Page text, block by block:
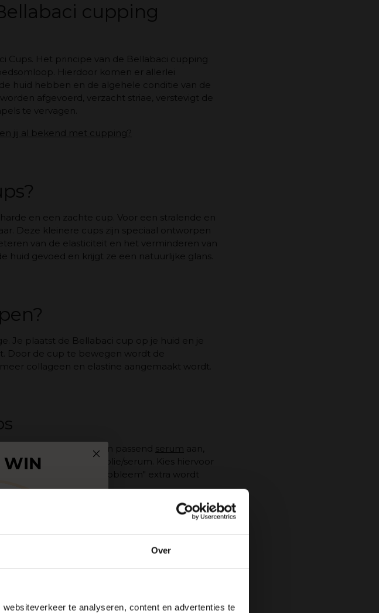
Over
te analyseren, content en advertenties te
cupping
Cups. Het principe van de Bellabaci cupping
Hierdoor komen er allerlei
huid hebben en de algehele conditie van de
afgevoerd, verzacht striae, verstevigt de
te vervagen.
jij al bekend met cupping?
en een zachte cup. Voor een stralende en
Deze kleinere cups zijn speciaal ontworpen
van de elasticiteit en het verminderen van
huid gevoed en krijgt ze een natuurlijke glans.
Je plaatst de Bellabaci cup op je huid en je
Door de cup te bewegen wordt de
collageen en elastine aangemaakt wordt.
breng je een passend serum aan,
of lichaamsolie/serum. Kies hiervoor
het aan te pakken "probleem" extra wordt
daarmee zuigt de cup al vacuüm. Je moet
laten. Werk altijd van binnen naar buiten over
te langzaam worden uitgevoerd. Op deze
die je wilt stimuleren.
maar ook deBellabaci Bambino Cups.
beginnende rimpels en kraaienpootjes.
ook gebruiken voor vochtophopingen
WIN
5% korting